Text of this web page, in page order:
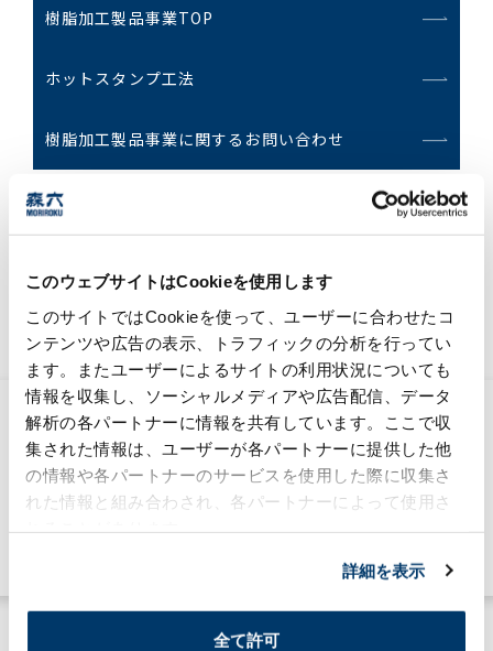
このウェブサイトはCookieを使用します
このサイトではCookieを使って、ユーザーに合わせたコ
ンテンツや広告の表示、トラフィックの分析を行ってい
ます。またユーザーによるサイトの利用状況についても
情報を収集し、ソーシャルメディアや広告配信、データ
解析の各パートナーに情報を共有しています。ここで収
集された情報は、ユーザーが各パートナーに提供した他
の情報や各パートナーのサービスを使用した際に収集さ
れた情報と組み合わされ、各パートナーによって使用さ
詳細を表示
全て許可
樹脂加工製品事業TOP
ホットスタンプ工法
樹脂加工製品事業に関するお問い合わせ
森六グループの『今』と未来を結びつける、
情報メディア。
化学工業日報「森六 新興国市場で攻めの戦
略」記事掲載のお知らせ
2026年7月6日